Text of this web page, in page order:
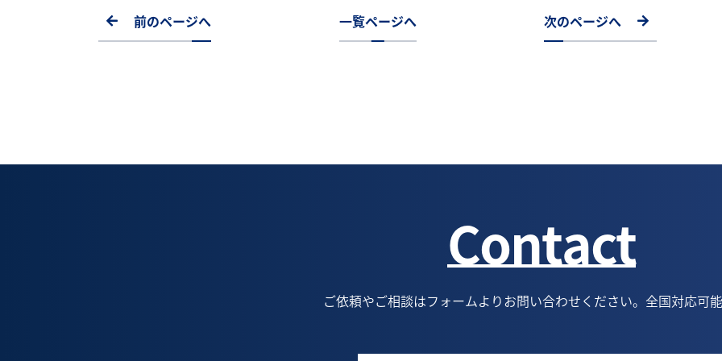
前のページへ 一覧ページへ 次のページへ
Contact
ご依頼やご相談はフォームよりお問い合わせください。全国対応可